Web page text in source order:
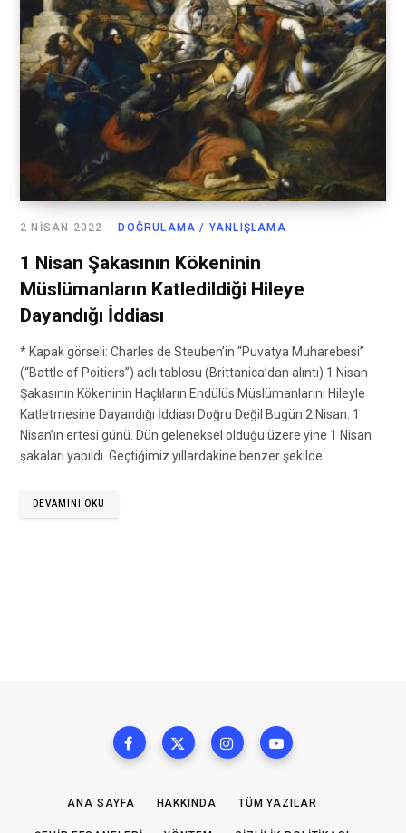
DOĞRULAMA / YANLIŞLAMA
2 NISAN 2022
1 Nisan Şakasının Kökeninin
Müslümanların Katledildiği Hileye
Dayandığı İddiası
* Kapak görseli: Charles de Steuben’in “Puvatya Muharebesi”
(“Battle of Poitiers”) adlı tablosu (Brittanica’dan alıntı) 1 Nisan
Şakasının Kökeninin Haçlıların Endülüs Müslümanlarını Hileyle
Katletmesine Dayandığı İddiası Doğru Değil Bugün 2 Nisan. 1
Nisan’ın ertesi günü. Dün geleneksel olduğu üzere yine 1 Nisan
şakaları yapıldı. Geçtiğimiz yıllardakine benzer şekilde…
DEVAMINI OKU
ANA SAYFA HAKKINDA TÜM YAZILAR